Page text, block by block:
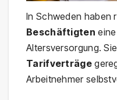
In Schweden haben
Beschäftigten
Altersversorgung.
Tarifverträge
Arbeitnehmer